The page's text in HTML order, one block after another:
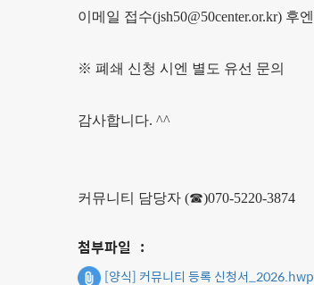
이메일 접수(jsh50@50center.or.kr) 후엔
※ 폐쇄 신청 시엔 별도 유선 문의
감사합니다. ^^
커뮤니티 담당자 (☎)070-5220-3874
첨부파일 :
[양식] 커뮤니티 등록 신청서_2026.hwp